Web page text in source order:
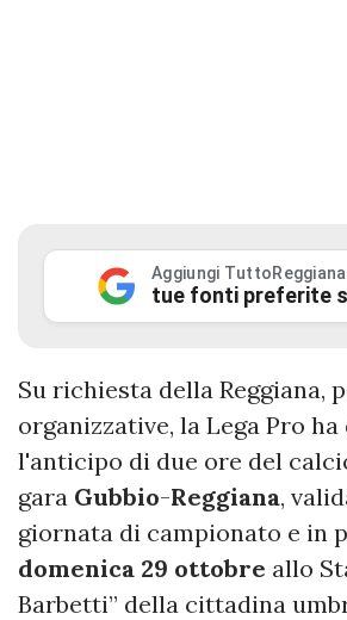
Aggiungi
tue fonti preferite
Su richiesta della Reggiana,
organizzative, la Lega Pro
l'anticipo di due ore del
gara Gubbio-Reggiana,
giornata di campionato e in
domenica 29 ottobre allo
Barbetti” della cittadina